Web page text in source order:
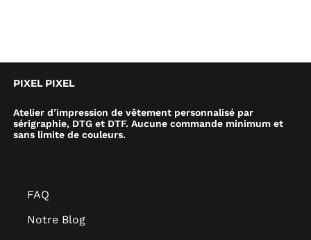
PIXEL PIXEL
Atelier d’impression de vêtement personnalisé par
sérigraphie, DTG et DTF. Aucune commande minimum et
sans limite de couleurs.
FAQ
Notre Blog